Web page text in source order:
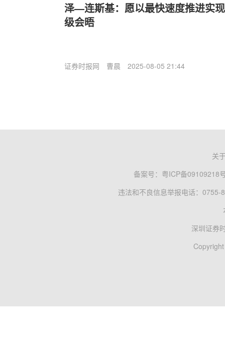
泽—连斯基：愿以最快速度推进实
级会晤
证券时报网 曹晨 2025-08-05 21:44
关
备案号： 粤ICP备09109218
违法和不良信息举报电话：0755-
深圳证券